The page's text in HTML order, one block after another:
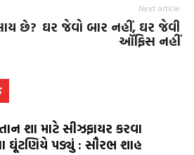
છે?
Next article
ઘર જેવો બાર નહીં, ઘર જેવી
ઑફિસ નહીં
શા માટે સીઝફાયર કરવા
ઘૂંટણિયે પડ્યું : સૌરભ શાહ